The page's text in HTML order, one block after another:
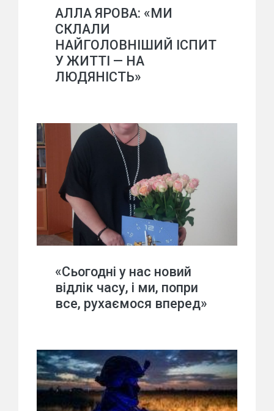
АЛЛА ЯРОВА: «МИ
СКЛАЛИ
НАЙГОЛОВНІШИЙ ІСПИТ
У ЖИТТІ — НА
ЛЮДЯНІСТЬ»
«Сьогодні у нас новий
відлік часу, і ми, попри
все, рухаємося вперед»